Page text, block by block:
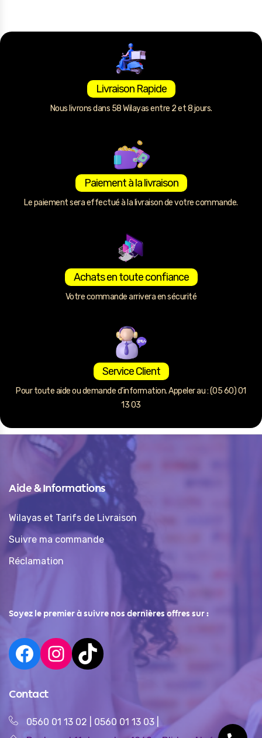
Livraison Rapide
Nous livrons dans 58 Wilayas entre 2 et 8 jours.
Paiement à la livraison
Le paiement sera effectué à la livraison de votre commande.
Achats en toute confiance
Votre commande arrivera en sécurité
Service Client
Pour toute aide ou demande d’information. Appeler au : (05 60) 01
13 03
Aide & Informations
Wilayas et Tarifs de Livraison
Suivre ma commande
Réclamation
Soyez le premier à suivre nos dernières offres sur :
Contact
0560 01 13 02 0560 01 13 03